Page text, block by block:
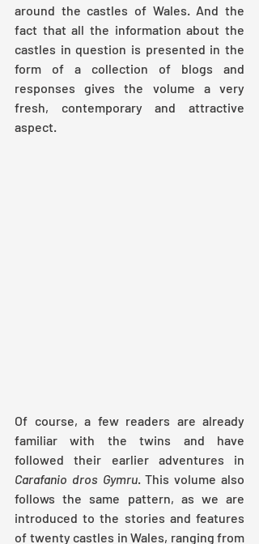
around the castles of Wales. And the
fact that all the information about the
castles in question is presented in the
form of a collection of blogs and
responses gives the volume a very
fresh, contemporary and attractive
aspect.
Of course, a few readers are already
familiar with the twins and have
Carafanio dros Gymru. This volume also
follows the same pattern, as we are
introduced to the stories and features
of twenty castles in Wales, ranging from